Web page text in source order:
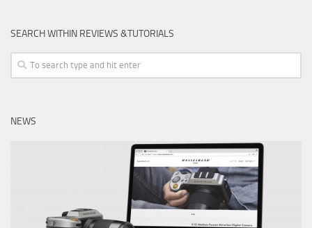
SEARCH WITHIN REVIEWS &TUTORIALS
NEWS